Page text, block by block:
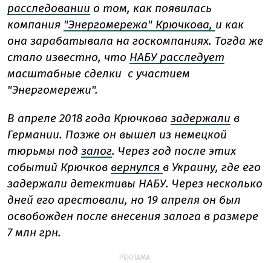
расследовании о том, как появилась
компания "Энергомережа" Крючкова, и как
она зарабатывала на госкомпаниях. Тогда же
стало известно, что НАБУрасследует
масштабные сделки с участием
"Энергомережи".
В апреле 2018 года Крючкова задержали в
Германии. Позже он вышел из немецкой
тюрьмы под залог. Через год после этих
событий Крючков вернулся в Украину, где его
задержали детективы НАБУ. Через несколько
дней его арестовали, но 19 апреля он был
освобожден после внесения залога в размере
7 млн грн.
РЕКЛАМА: